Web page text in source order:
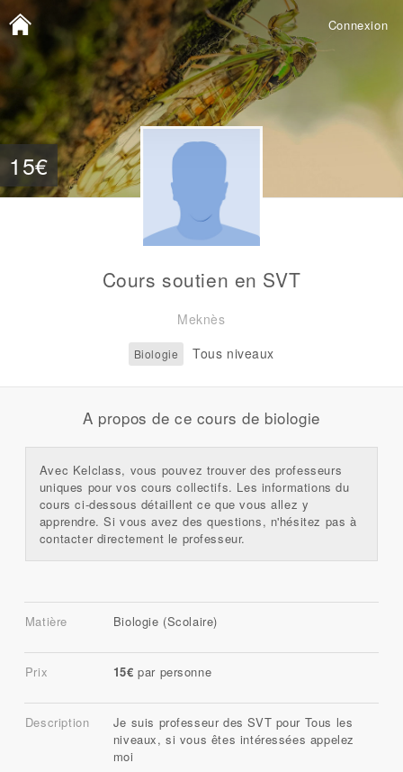
Connexion
15€
Cours soutien en SVT
Meknès
Biologie Tous niveaux
A propos de ce cours de biologie
Avec Kelclass, vous pouvez trouver des professeurs
uniques pour vos cours collectifs. Les informations du
cours ci-dessous détaillent ce que vous allez y
apprendre. Si vous avez des questions, n'hésitez pas à
contacter directement le professeur.
Matière Biologie (Scolaire)
Prix 15€ par personne
Description
Je suis professeur des SVT pour Tous les
niveaux, si vous êtes intéressées appelez
moi